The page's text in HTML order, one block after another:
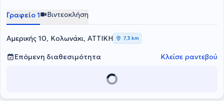
Γραφείο 1 Βιντεοκλήση
Αμερικής 10, Κολωνάκι, ΑΤΤΙΚΗ 7,3 km
Επόμενη διαθεσιμότητα Κλείσε ραντεβού